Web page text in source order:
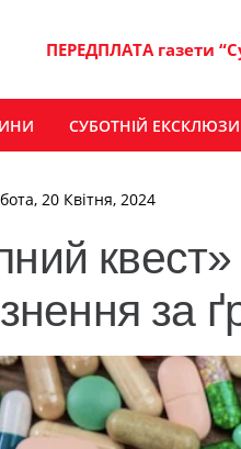
ПЕРЕДПЛАТА газети
СУБОТНІЙ
20 Квітня, 2024
за